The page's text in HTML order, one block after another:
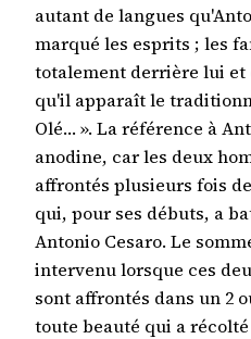
autant de langues
marqué les esprits ; les
totalement derrière lui et
qu'il apparaît le
Olé… ». La référence à
anodine, car les deux
affrontés plusieurs fois
qui, pour ses débuts, a
Antonio Cesaro. Le
intervenu lorsque ces
sont affrontés dans un 2
toute beauté qui a